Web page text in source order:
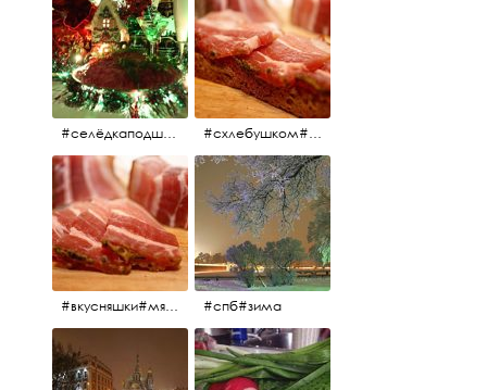
#селёдкаподшубой#основноеблюдо#новыйгод#шампанское#праздник #схлебушком#мясо
#вкусняшки#мясо #спб#зима